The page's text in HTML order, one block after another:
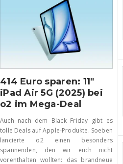
414 Euro sparen: 11″
iPad Air 5G (2025) bei
o2 im Mega-Deal
Auch nach dem Black Friday gibt es
tolle Deals auf Apple-Produkte. Soeben
lancierte o2 einen besonders
spannenden, den wir euch nicht
vorenthalten wollten: das brandneue